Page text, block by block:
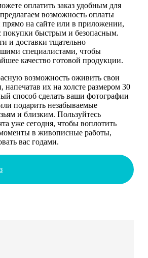
оплатить заказ удобным для
возможность оплаты
прямо на сайте или в приложении,
покупки быстрым и безопасным.
и доставки тщательно
специалистами, чтобы
качество готовой продукции.
возможность оживить свои
их на холсте размером 30
способ сделать ваши фотографии
подарить незабываемые
и близким. Пользуйтесь
уже сегодня, чтобы воплотить
в живописные работы,
вас годами.